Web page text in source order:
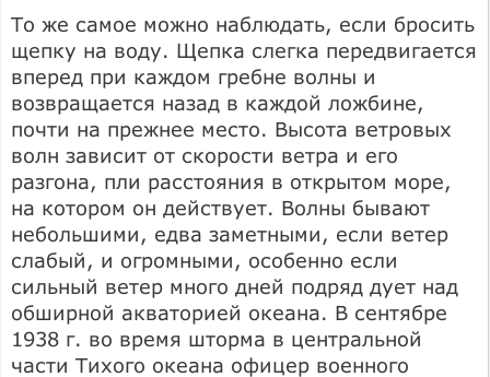
То же самое можно наблюдать, если бросить
щепку на воду. Щепка слегка передвигается
вперед при каждом гребне волны и
возвращается назад в каждой ложбине,
почти на прежнее место. Высота ветровых
волн зависит от скорости ветра и его
разгона, пли расстояния в открытом море,
на котором он действует. Волны бывают
небольшими, едва заметными, если ветер
слабый, и огромными, особенно если
сильный ветер много дней подряд дует над
обширной акваторией океана. В сентябре
1938 г. во время шторма в центральной
части Тихого океана офицер военного